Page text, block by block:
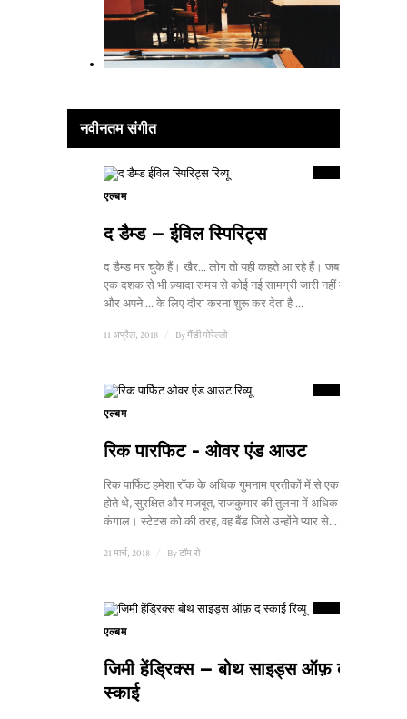
नवीनतम संगीत
एल्बम
द डैम्ड – ईविल स्पिरिट्स
द डैम्ड मर चुके हैं। खैर... लोग तो यही कहते आ रहे हैं। जब कोई बैंड
एक दशक से भी ज़्यादा समय से कोई नई सामग्री जारी नहीं करता है
और अपने ... के लिए दौरा करना शुरू कर देता है ...
11 अप्रैल, 2018 Byमैंडी मोरेल्लो
स्कोर
एल्बम
रिक पारफिट - ओवर एंड आउट
रिक पार्फिट हमेशा रॉक के अधिक गुमनाम प्रतीकों में से एक प्रतीत
होते थे, सुरक्षित और मजबूत, राजकुमार की तुलना में अधिक चालाक
कंगाल। स्टेटस को की तरह, वह बैंड जिसे उन्होंने प्यार से...
21 मार्च, 2018 Byटॉम रो
एल्बम
जिमी हेंड्रिक्स – बोथ साइड्स ऑफ़ द
स्काई